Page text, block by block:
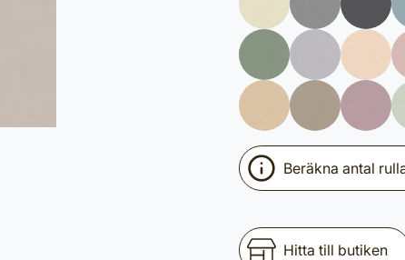
Beräkna antal
Hitta till butiken